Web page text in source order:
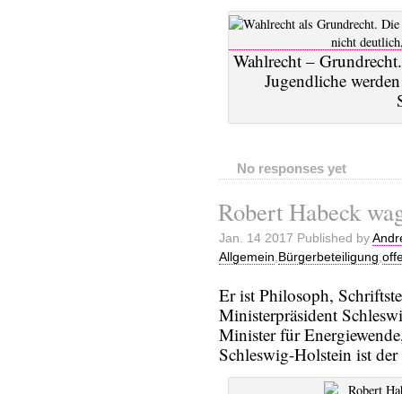
Wahlrecht –
Jugendliche
No responses yet
Robert Habeck
Jan. 14 2017 Published by
Allgemein,Bürgerbeteiligung,
Er ist Philosoph,
Ministerpräsident
Minister für
Schleswig-Holstein ist